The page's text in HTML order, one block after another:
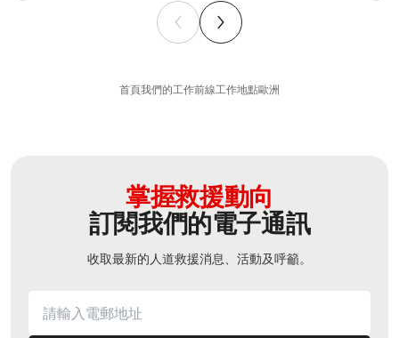
首頁我們的工作前線工作地點歐洲
掌握救援動向
訂閱我們的電子通訊
收取最新的人道救援消息、活動及呼籲。